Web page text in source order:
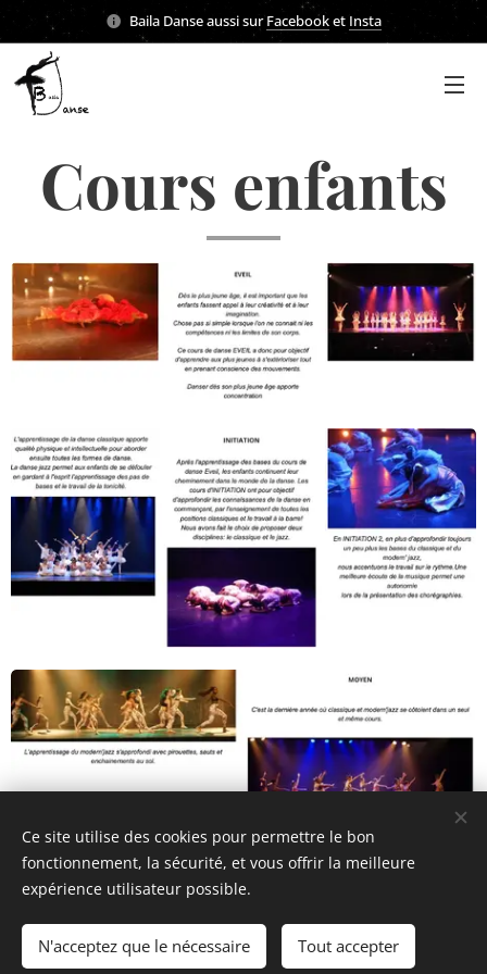
Baila Danse aussi surFacebooket Insta
Cours enfants
© 2022 Baila Danse
Optimisé parWebnode Cookies
Ce site utilise des cookies pour permettre le bon
fonctionnement, la sécurité, et vous offrir la meilleure
expérience utilisateur possible.
N'acceptez que le nécessaire Tout accepter